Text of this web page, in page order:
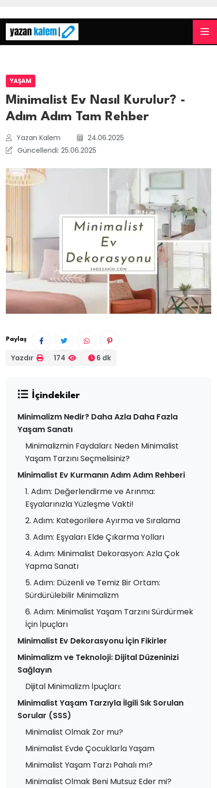
YAŞAM
Minimalist Ev Nasıl Kurulur? -
Adım Adım Tam Rehber
Yazan Kalem
24.06.2025
Güncellendi: 25.06.2025
Paylaş
Yazdır 174 6 dk
İçindekiler
Minimalizm Nedir? Daha Azla Daha Fazla
Yaşam Sanatı
Minimalizmin Faydaları: Neden Minimalist
Yaşam Tarzını Seçmelisiniz?
Minimalist Ev Kurmanın Adım Adım Rehberi
1. Adım: Değerlendirme ve Arınma:
Eşyalarınızla Yüzleşme Vakti!
2. Adım: Kategorilere Ayırma ve Sıralama
3. Adım: Eşyaları Elde Çıkarma Yolları
4. Adım: Minimalist Dekorasyon: Azla Çok
Yapma Sanatı
5. Adım: Düzenli ve Temiz Bir Ortam:
Sürdürülebilir Minimalizm
6. Adım: Minimalist Yaşam Tarzını Sürdürmek
İçin İpuçları
Minimalist Ev Dekorasyonu İçin Fikirler
Minimalizm ve Teknoloji: Dijital Düzeninizi
Sağlayın
Dijital Minimalizm İpuçları:
Minimalist Yaşam Tarzıyla İlgili Sık Sorulan
Sorular (SSS)
Minimalist Olmak Zor mu?
Minimalist Evde Çocuklarla Yaşam
Minimalist Yaşam Tarzı Pahalı mı?
Minimalist Olmak Beni Mutsuz Eder mi?